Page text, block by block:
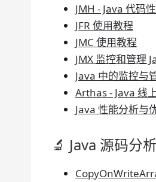
JMH - Java 代码
JFR 使用教程
JMC 使用教程
JMX 监控和管理
Java 中的监控与
Arthas - Java 线
Java 性能分析与
🔬 Java 源码分析